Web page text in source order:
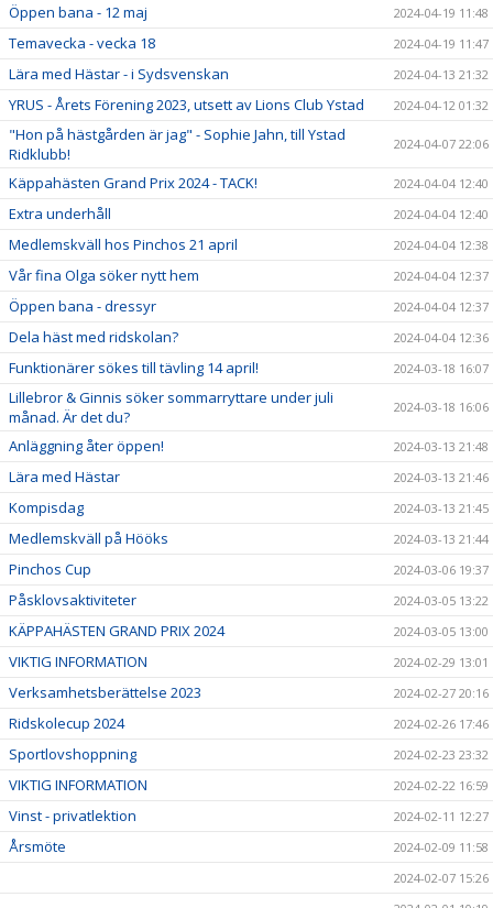
Öppen bana - 12 maj 2024-04-19 11:48
Temavecka - vecka 18 2024-04-19 11:47
Lära med Hästar - i Sydsvenskan 2024-04-13 21:32
YRUS - Årets Förening 2023, utsett av Lions Club Ystad 2024-04-12 01:32
"Hon på hästgården är jag" - Sophie Jahn, till Ystad
Ridklubb!
2024-04-07 22:06
Käppahästen Grand Prix 2024 - TACK! 2024-04-04 12:40
Extra underhåll 2024-04-04 12:40
Medlemskväll hos Pinchos 21 april 2024-04-04 12:38
Vår fina Olga söker nytt hem 2024-04-04 12:37
Öppen bana - dressyr 2024-04-04 12:37
Dela häst med ridskolan? 2024-04-04 12:36
Funktionärer sökes till tävling 14 april! 2024-03-18 16:07
Lillebror & Ginnis söker sommarryttare under juli
månad. Är det du?
2024-03-18 16:06
Anläggning åter öppen! 2024-03-13 21:48
Lära med Hästar 2024-03-13 21:46
Kompisdag 2024-03-13 21:45
Medlemskväll på Hööks 2024-03-13 21:44
Pinchos Cup 2024-03-06 19:37
Påsklovsaktiviteter 2024-03-05 13:22
KÄPPAHÄSTEN GRAND PRIX 2024 2024-03-05 13:00
VIKTIG INFORMATION 2024-02-29 13:01
Verksamhetsberättelse 2023 2024-02-27 20:16
Ridskolecup 2024 2024-02-26 17:46
Sportlovshoppning 2024-02-23 23:32
VIKTIG INFORMATION 2024-02-22 16:59
Vinst - privatlektion 2024-02-11 12:27
Årsmöte
2024-02-09 11:58
2024-02-07 15:26